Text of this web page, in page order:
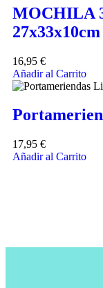
MOCHILA
27x33x10cm
16,95 €
Añadir al Carrito
17,95 €
Añadir al Carrito